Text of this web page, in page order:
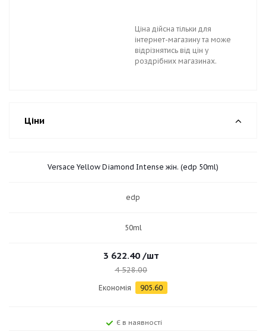
Ціна дійсна тільки для
інтернет-магазину та може
відрізнятись від цін у
роздрібних магазинах.
Ціни
Versace Yellow Diamond Intense жін. (edp 50ml)
edp
50ml
3 622.40 /шт
4 528.00
Економія 905.60
Є в наявності